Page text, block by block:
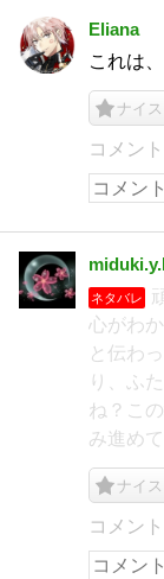
Eliana
これは
ナイス
コメン
ネタバレ
心がわ
と伝わ
り、ふ
ね？こ
み進め
ナイス
コメン